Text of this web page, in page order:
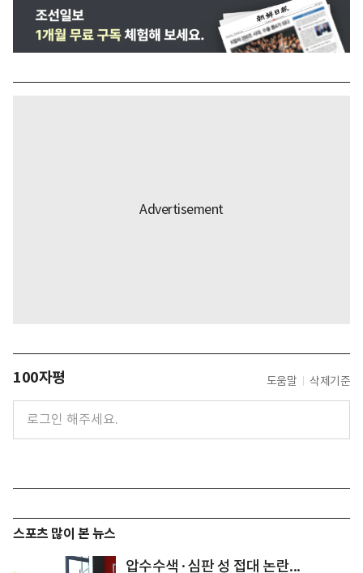
100자평 도움말 삭제기준
스포츠 많이 본 뉴스
압수수색·심판 성 접대 논란...